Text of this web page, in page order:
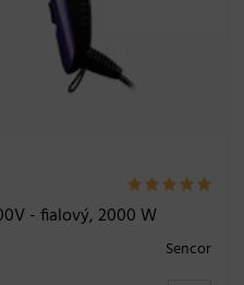
- fialový, 2000 W
Sencor